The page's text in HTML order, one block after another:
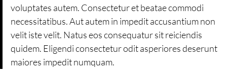
voluptates autem. Consectetur et beatae commodi
necessitatibus. Aut autem in impedit accusantium non
velit iste velit. Natus eos consequatur sit reiciendis
quidem. Eligendi consectetur odit asperiores deserunt
maiores impedit numquam.